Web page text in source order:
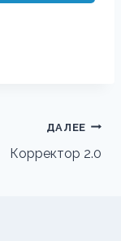
ДАЛЕЕ
Корректор 2.0